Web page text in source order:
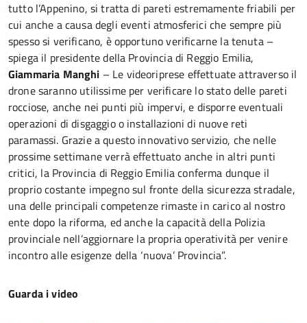
tutto l’Appenino, si tratta di pareti estremamente friabili per
cui anche a causa degli eventi atmosferici che sempre più
spesso si verificano, è opportuno verificarne la tenuta –
spiega il presidente della Provincia di Reggio Emilia,
Giammaria Manghi – Le videoriprese effettuate attraverso il
drone saranno utilissime per verificare lo stato delle pareti
rocciose, anche nei punti più impervi, e disporre eventuali
operazioni di disgaggio o installazioni di nuove reti
paramassi. Grazie a questo innovativo servizio, che nelle
prossime settimane verrà effettuato anche in altri punti
critici, la Provincia di Reggio Emilia conferma dunque il
proprio costante impegno sul fronte della sicurezza stradale,
una delle principali competenze rimaste in carico al nostro
ente dopo la riforma, ed anche la capacità della Polizia
provinciale nell’aggiornare la propria operatività per venire
incontro alle esigenze della ‘nuova’ Provincia”.
Guarda i video